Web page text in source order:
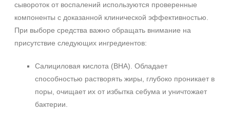
Вечер
Ежедневный
Процедура
Демакияж
Пилинг
сывороток от воспалений используются проверенные
компоненты с доказанной клинической эффективностью.
При выборе средства важно обращать внимание на
присутствие следующих ингредиентов:
Салициловая кислота (BHA). Обладает
способностью растворять жиры, глубоко проникает в
поры, очищает их от избытка себума и уничтожает
бактерии.